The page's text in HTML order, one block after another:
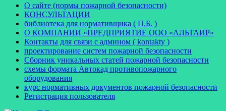
О сайте (нормы пожарной безопасности)
КОНСУЛЬТАЦИИ
библиотека для нормативщика ( П.Б. )
О КОМПАНИИ «ПРЕДПРИЯТИЕ ООО «АЛЬТАИР»
Контакты для связи с админом ( kontakty )
проектирование систем пожарной безопасности
Сборник уникальных статей пожарной безопасности
схемы формата Автокад противопожарного
оборудования
курс нормативных документов пожарной безопасности
Регистрация пользователя